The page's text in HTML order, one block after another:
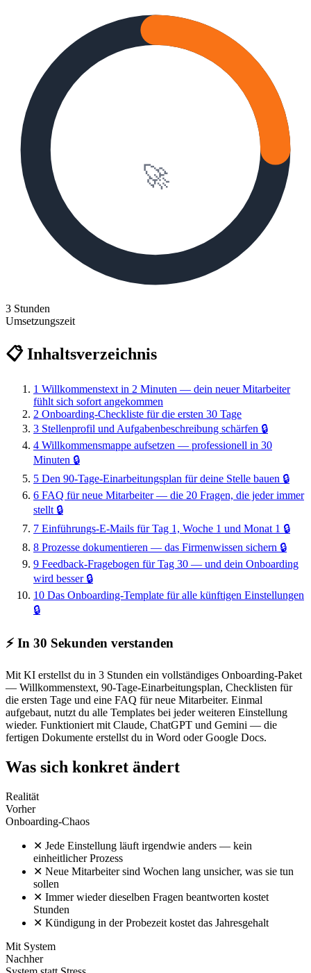
🚀
3 Stunden
Umsetzungszeit
📋 Inhaltsverzeichnis
1 Willkommenstext in 2 Minuten — dein neuer Mitarbeiter
fühlt sich sofort angekommen
2 Onboarding-Checkliste für die ersten 30 Tage
3 Stellenprofil und Aufgabenbeschreibung schärfen 🔒
4 Willkommensmappe aufsetzen — professionell in 30
Minuten 🔒
5 Den 90-Tage-Einarbeitungsplan für deine Stelle bauen 🔒
6 FAQ für neue Mitarbeiter — die 20 Fragen, die jeder immer
stellt 🔒
7 Einführungs-E-Mails für Tag 1, Woche 1 und Monat 1 🔒
8 Prozesse dokumentieren — das Firmenwissen sichern 🔒
9 Feedback-Fragebogen für Tag 30 — und dein Onboarding
wird besser 🔒
10 Das Onboarding-Template für alle künftigen Einstellungen
🔒
⚡ In 30 Sekunden verstanden
Mit KI erstellst du in 3 Stunden ein vollständiges Onboarding-Paket
— Willkommenstext, 90-Tage-Einarbeitungsplan, Checklisten für
die ersten Tage und eine FAQ für neue Mitarbeiter. Einmal
aufgebaut, nutzt du alle Templates bei jeder weiteren Einstellung
wieder. Funktioniert mit Claude, ChatGPT und Gemini — die
fertigen Dokumente erstellst du in Word oder Google Docs.
Was sich konkret ändert
Realität
Vorher
Onboarding-Chaos
✕ Jede Einstellung läuft irgendwie anders — kein
einheitlicher Prozess
✕ Neue Mitarbeiter sind Wochen lang unsicher, was sie tun
sollen
✕ Immer wieder dieselben Fragen beantworten kostet
Stunden
✕ Kündigung in der Probezeit kostet das Jahresgehalt
Mit System
Nachher